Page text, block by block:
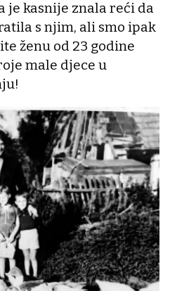
je kasnije znala reći da
s njim, ali smo ipak
ženu od 23 godine
male djece u